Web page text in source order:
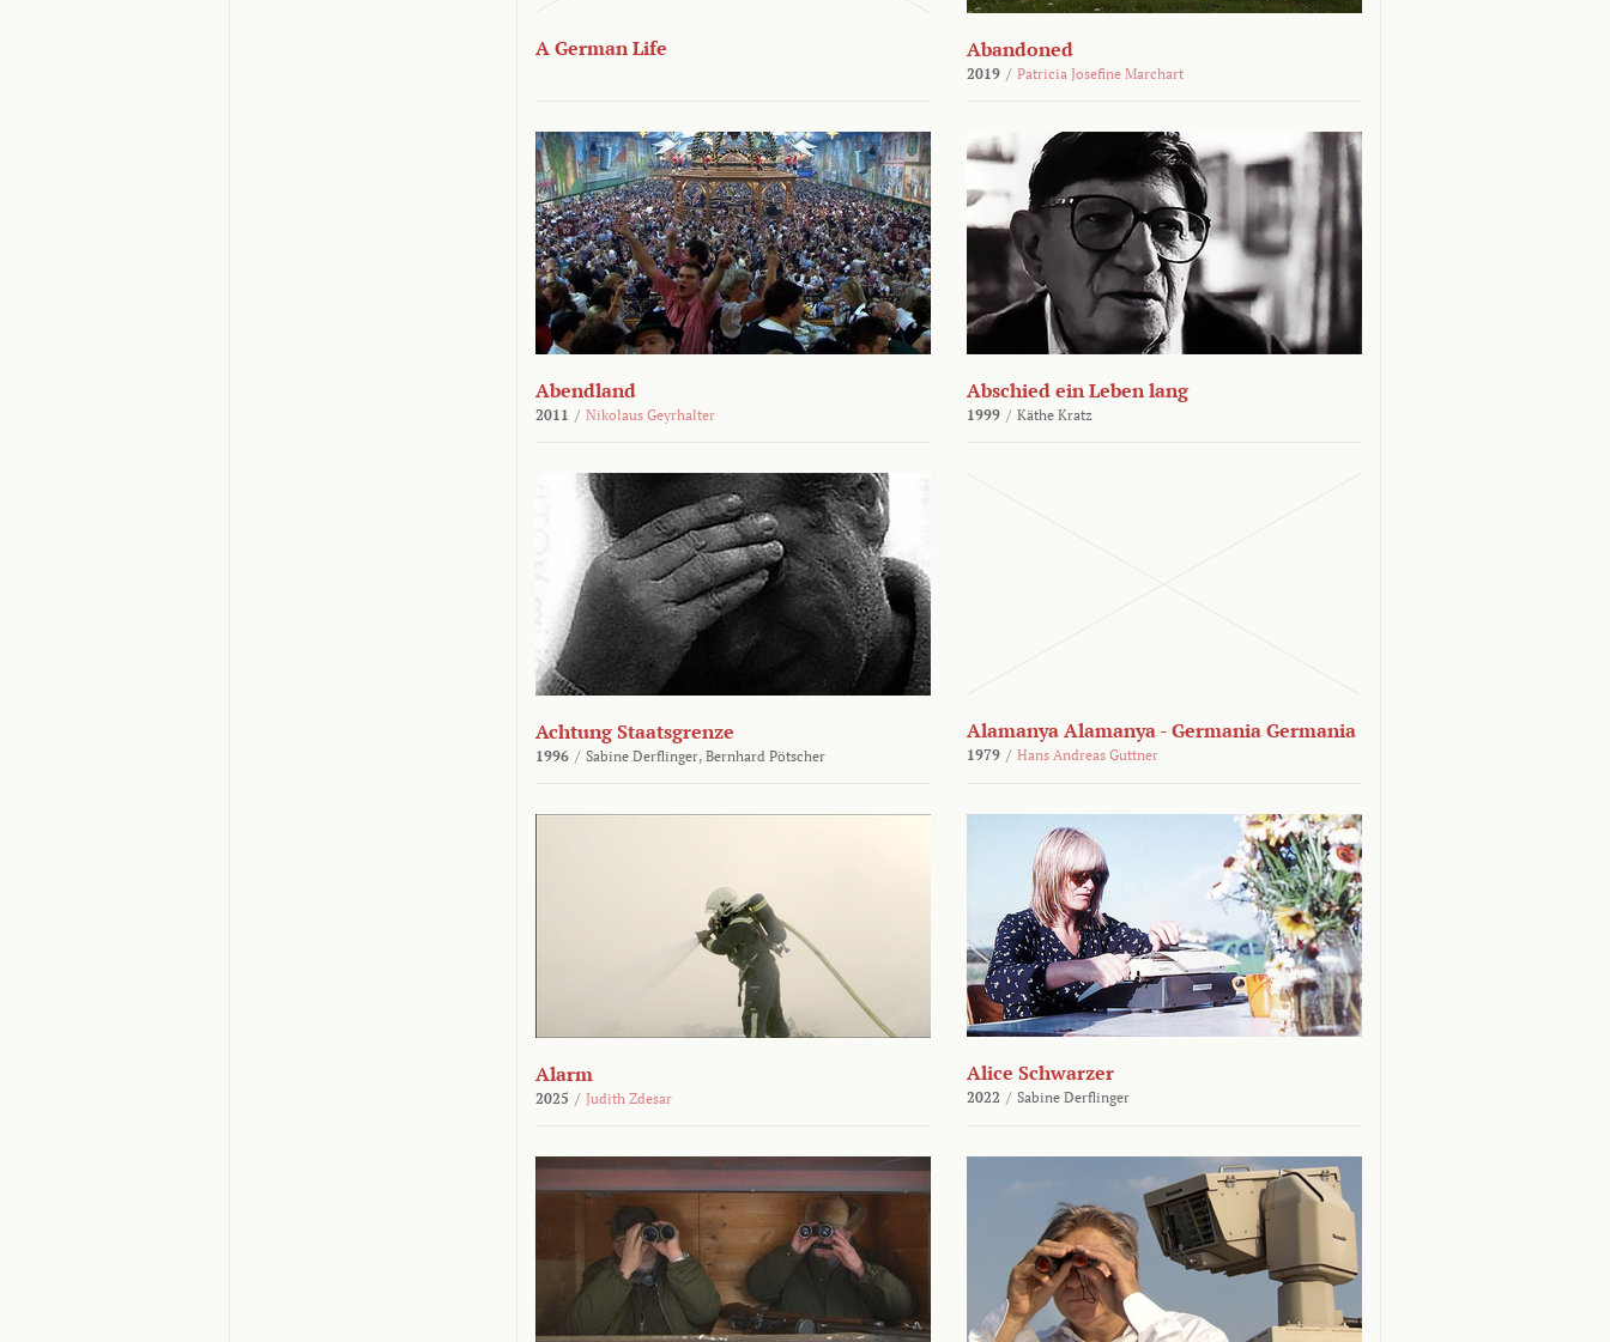
A German Life Abandoned
2019 / Patricia Josefine Marchart
Abendland
2011 / Nikolaus Geyrhalter
Abschied ein Leben lang
1999 / Käthe Kratz
Achtung Staatsgrenze
1996 / Sabine Derflinger, Bernhard Pötscher
Alamanya Alamanya - Germania Germania
1979 / Hans Andreas Guttner
Alarm
2025 / Judith Zdesar
Alice Schwarzer
2022 / Sabine Derflinger